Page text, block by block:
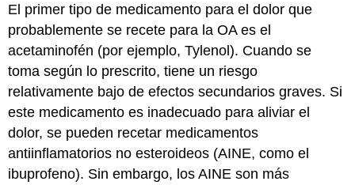
El primer tipo de medicamento para el dolor que
probablemente se recete para la OA es el
acetaminofén (por ejemplo, Tylenol). Cuando se
toma según lo prescrito, tiene un riesgo
relativamente bajo de efectos secundarios graves. Si
este medicamento es inadecuado para aliviar el
dolor, se pueden recetar medicamentos
antiinflamatorios no esteroideos (AINE, como el
ibuprofeno). Sin embargo, los AINE son más